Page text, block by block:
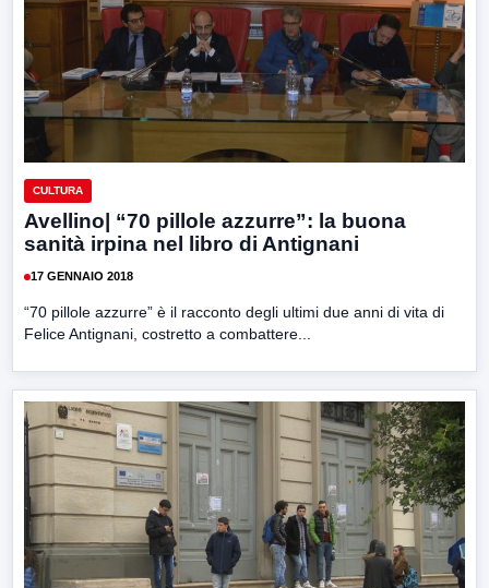
CULTURA
Avellino| “70 pillole azzurre”: la buona
sanità irpina nel libro di Antignani
17 GENNAIO 2018
“70 pillole azzurre” è il racconto degli ultimi due anni di vita di
Felice Antignani, costretto a combattere...